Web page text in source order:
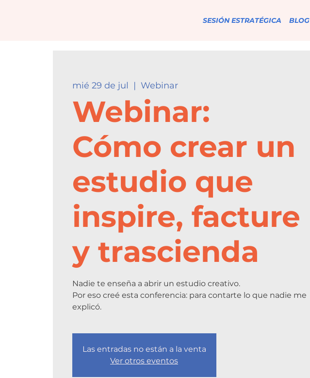
SESIÓN ESTRATÉGICA BLOG
mié 29 de jul
  |
Webinar
Webinar:
Cómo crear un
estudio que
inspire, facture
y trascienda
Nadie te enseña a abrir un estudio creativo.
Por eso creé esta conferencia: para contarte lo que nadie me
explicó.
Las entradas no están a la venta
Ver otros eventos